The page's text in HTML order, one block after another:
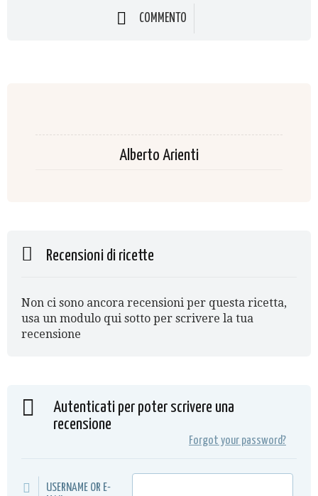
COMMENTO
Alberto Arienti
Recensioni di ricette
Non ci sono ancora recensioni per questa ricetta,
usa un modulo qui sotto per scrivere la tua
recensione
Autenticati per poter scrivere una
recensione
Forgot your password?
USERNAME OR E-